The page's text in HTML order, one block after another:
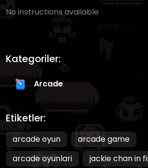
No instructions available
Kategoriler:
Arcade
Etiketler:
arcade oyun
arcade game
arcade oyunlari
jackie chan in